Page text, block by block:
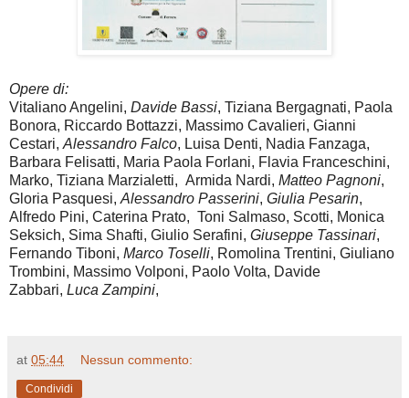
Opere di:
Vitaliano Angelini, Davide Bassi, Tiziana Bergagnati, Paola
Bonora, Riccardo Bottazzi, Massimo Cavalieri, Gianni
Cestari, Alessandro Falco, Luisa Denti, Nadia Fanzaga,
Barbara Felisatti, Maria Paola Forlani, Flavia Franceschini,
Marko, Tiziana Marzialetti, Armida Nardi, Matteo Pagnoni,
Gloria Pasquesi, Alessandro Passerini, Giulia Pesarin,
Alfredo Pini, Caterina Prato, Toni Salmaso, Scotti, Monica
Seksich, Sima Shafti, Giulio Serafini, Giuseppe Tassinari,
Fernando Tiboni, Marco Toselli, Romolina Trentini, Giuliano
Trombini, Massimo Volponi, Paolo Volta, Davide
Zabbari, Luca Zampini,
at 05:44 Nessun commento:
Condividi